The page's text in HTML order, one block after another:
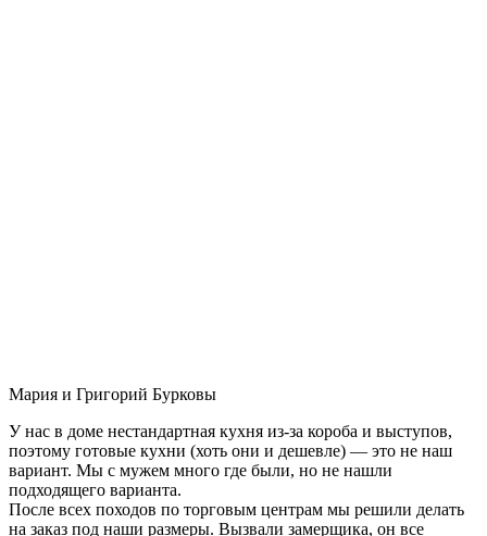
Мария и Григорий Бурковы
У нас в доме нестандартная кухня из-за короба и выступов,
поэтому готовые кухни (хоть они и дешевле) — это не наш
вариант. Мы с мужем много где были, но не нашли
подходящего варианта.
После всех походов по торговым центрам мы решили делать
на заказ под наши размеры. Вызвали замерщика, он все